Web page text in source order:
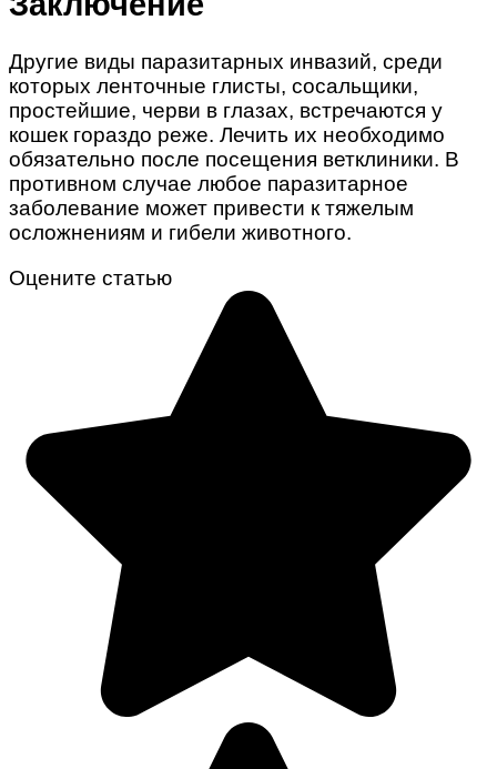
Другие виды паразитарных инвазий, среди
которых ленточные глисты, сосальщики,
простейшие, черви в глазах, встречаются у
кошек гораздо реже. Лечить их необходимо
обязательно после посещения ветклиники. В
противном случае любое паразитарное
заболевание может привести к тяжелым
осложнениям и гибели животного.
Оцените статью